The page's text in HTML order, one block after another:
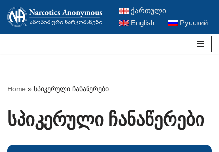
Skip
ქართული
English
Русский
Home » სპიკერული ჩანაწერები
სპიკერული ჩანაწერები